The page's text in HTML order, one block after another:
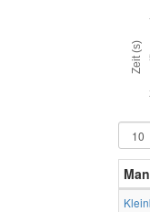
Zeit (s)